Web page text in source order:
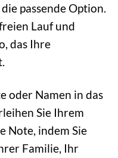
passende Option.
Lauf und
das Ihre
oder Namen in das
Sie Ihrem
Note, indem Sie
Familie, Ihr